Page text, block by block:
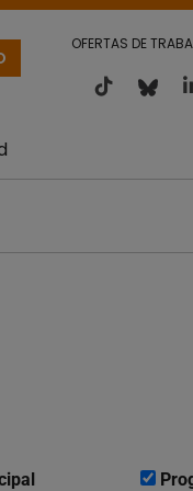
OFERTAS DE